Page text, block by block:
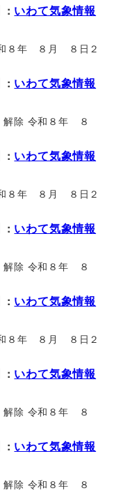
: いわて気象情報
８年 ８月 ８日２
: いわて気象情報
解除 令和８年 ８
: いわて気象情報
８年 ８月 ８日２
: いわて気象情報
解除 令和８年 ８
: いわて気象情報
８年 ８月 ８日２
: いわて気象情報
解除 令和８年 ８
: いわて気象情報
解除 令和８年 ８